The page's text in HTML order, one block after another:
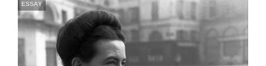
ESSAY